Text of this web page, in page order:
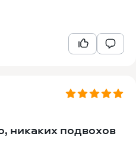
никаких подвохов